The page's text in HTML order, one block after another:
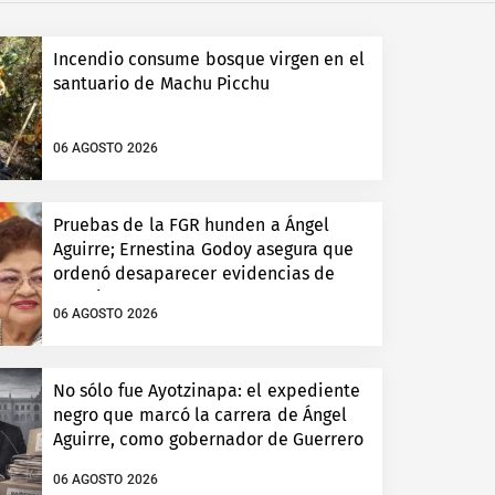
Incendio consume bosque virgen en el
santuario de Machu Picchu
06 AGOSTO 2026
Pruebas de la FGR hunden a Ángel
Aguirre; Ernestina Godoy asegura que
ordenó desaparecer evidencias de
Ayotzinapa
06 AGOSTO 2026
No sólo fue Ayotzinapa: el expediente
negro que marcó la carrera de Ángel
Aguirre, como gobernador de Guerrero
06 AGOSTO 2026